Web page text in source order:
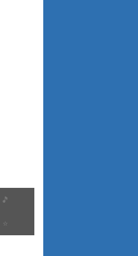
🎵
⭐️